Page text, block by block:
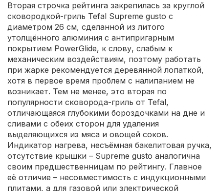
Вторая строчка рейтинга закрепилась за круглой
сковородкой-гриль Tefal Supreme gusto с
диаметром 26 см, сделанной из литого
утолщённого алюминия с антипригарным
покрытием PowerGlide, к слову, слабым к
механическим воздействиям, поэтому работать
при жарке рекомендуется деревянной лопаткой,
хотя в первое время проблем с налипанием не
возникает. Тем не менее, это вторая по
популярности сковорода-гриль от Tefal,
отличающаяся глубокими бороздочками на дне и
сливами с обеих сторон для удаления
выделяющихся из мяса и овощей соков.
Индикатор нагрева, несъёмная бакелитовая ручка,
отсутствие крышки – Supreme gusto аналогична
своим предшественницам по рейтингу. Главное
её отличие – несовместимость с индукционными
плитами, а для газовой или электрической